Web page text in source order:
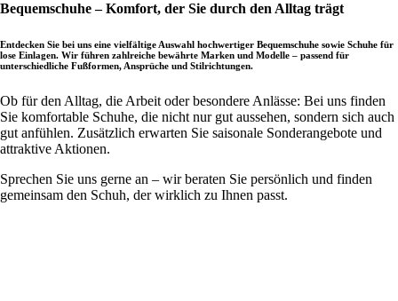
Bequemschuhe – Komfort, der Sie durch den Alltag trägt
Entdecken Sie bei uns eine vielfältige Auswahl hochwertiger Bequemschuhe sowie Schuhe für
lose Einlagen. Wir führen zahlreiche bewährte Marken und Modelle – passend für
unterschiedliche Fußformen, Ansprüche und Stilrichtungen.
Ob für den Alltag, die Arbeit oder besondere Anlässe: Bei uns finden
Sie komfortable Schuhe, die nicht nur gut aussehen, sondern sich auch
gut anfühlen. Zusätzlich erwarten Sie saisonale Sonderangebote und
attraktive Aktionen.
Sprechen Sie uns gerne an – wir beraten Sie persönlich und finden
gemeinsam den Schuh, der wirklich zu Ihnen passt.